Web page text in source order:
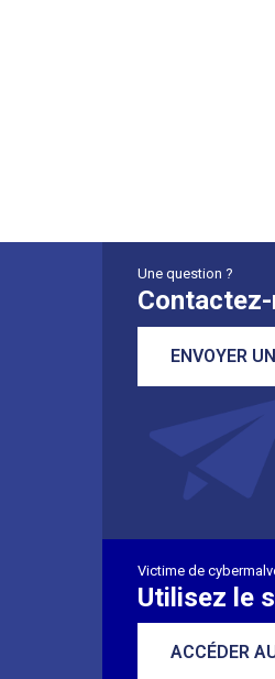
Une question ?
ENVOYER
Victime de
Utilisez le
ACCÉDER